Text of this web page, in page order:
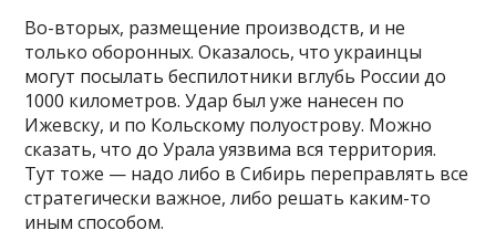
Во-вторых, размещение производств, и не
только оборонных. Оказалось, что украинцы
могут посылать беспилотники вглубь России до
1000 километров. Удар был уже нанесен по
Ижевску, и по Кольскому полуострову. Можно
сказать, что до Урала уязвима вся территория.
Тут тоже — надо либо в Сибирь переправлять все
стратегически важное, либо решать каким-то
иным способом.